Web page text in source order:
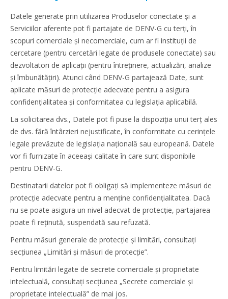
Datele generate prin utilizarea Produselor conectate și a
Serviciilor aferente pot fi partajate de DENV-G cu terți, în
scopuri comerciale și necomerciale, cum ar fi instituții de
cercetare (pentru cercetări legate de produsele conectate) sau
dezvoltatori de aplicații (pentru întreținere, actualizări, analize
și îmbunătățiri). Atunci când DENV-G partajează Date, sunt
aplicate măsuri de protecție adecvate pentru a asigura
confidențialitatea și conformitatea cu legislația aplicabilă.
La solicitarea dvs., Datele pot fi puse la dispoziția unui terț ales
de dvs. fără întârzieri nejustificate, în conformitate cu cerințele
legale prevăzute de legislația națională sau europeană. Datele
vor fi furnizate în aceeași calitate în care sunt disponibile
pentru DENV-G.
Destinatarii datelor pot fi obligați să implementeze măsuri de
protecție adecvate pentru a menține confidențialitatea. Dacă
nu se poate asigura un nivel adecvat de protecție, partajarea
poate fi reținută, suspendată sau refuzată.
Pentru măsuri generale de protecție și limitări, consultați
secțiunea „Limitări și măsuri de protecție”.
Pentru limitări legate de secrete comerciale și proprietate
intelectuală, consultați secțiunea „Secrete comerciale și
proprietate intelectuală” de mai jos.